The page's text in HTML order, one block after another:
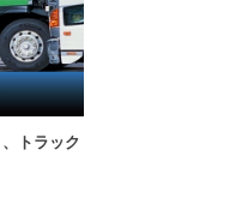
トラック